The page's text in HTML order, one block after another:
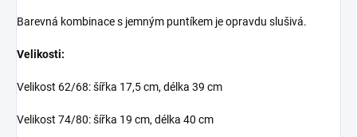
Barevná kombinace s jemným puntíkem je opravdu slušivá.
Velikosti:
Velikost 62/68: šířka 17,5 cm, délka 39 cm
Velikost 74/80: šířka 19 cm, délka 40 cm